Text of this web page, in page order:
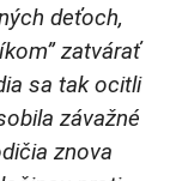
deťoch,
zatvárať
sa tak ocitli
závažné
znova